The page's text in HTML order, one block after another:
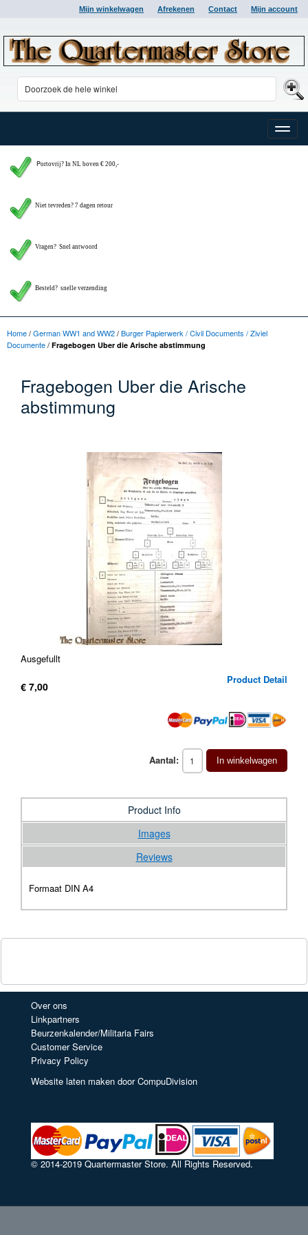
Mijn winkelwagen Afrekenen Contact Mijn account
Toggle
Portovrij? In NL boven € 200,-
Niet tevreden? 7 dagen retour
Vragen? Snel antwoord
Besteld? snelle verzending
Home/German WW1 and WW2/Burger Papierwerk / Civil Documents / Ziviel
Documente/ Fragebogen Uber die Arische abstimmung
Fragebogen Uber die Arische
abstimmung
Ausgefullt
Product Detail
€ 7,00
Aantal: In winkelwagen
Product Info
Images
Reviews
Formaat DIN A4
Over ons
Linkpartners
Beurzenkalender/Militaria Fairs
Customer Service
Privacy Policy
Website laten maken door CompuDivision
© 2014-2019 Quartermaster Store. All Rights Reserved.